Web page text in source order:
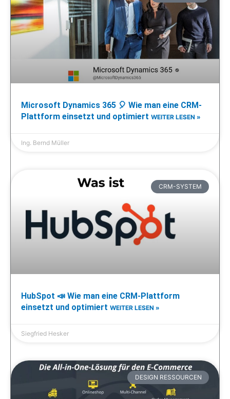
Microsoft Dynamics 365 🎈 Wie man eine CRM-
Plattform einsetzt und optimiert WEITER LESEN »
Ing. Bernd Müller
CRM-SYSTEM
HubSpot 📣 Wie man eine CRM-Plattform
einsetzt und optimiert WEITER LESEN »
Siegfried Hesker
DESIGN RESSOURCEN